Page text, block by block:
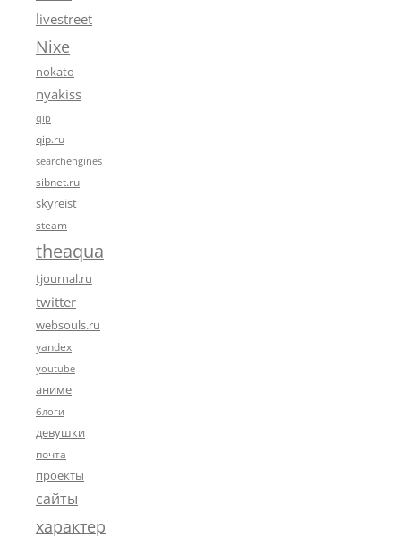
livestreet
Nixe
nokato
nyakiss
qip
qip.ru
searchengines
sibnet.ru
skyreist
steam
theaqua
tjournal.ru
twitter
websouls.ru
yandex
youtube
аниме
блоги
девушки
почта
проекты
сайты
характер